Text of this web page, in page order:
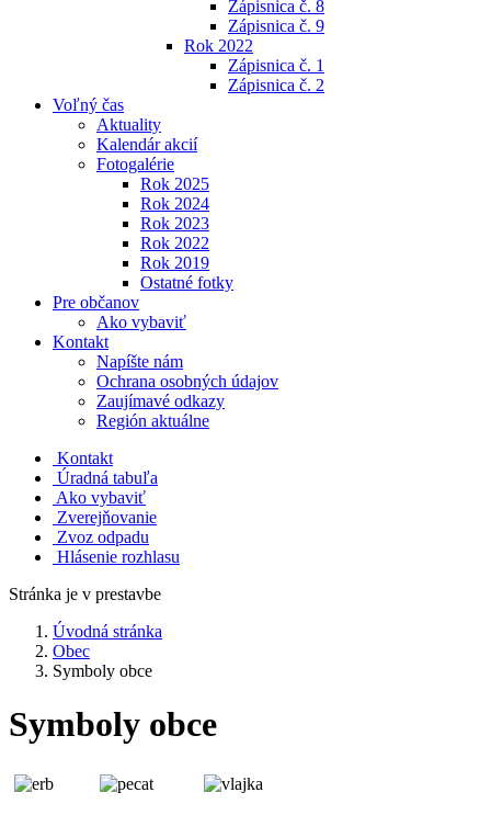
Zápisnica č. 8
Zápisnica č. 9
Rok 2022
Zápisnica č. 1
Zápisnica č. 2
Voľný čas
Aktuality
Kalendár akcií
Fotogalérie
Rok 2025
Rok 2024
Rok 2023
Rok 2022
Rok 2019
Ostatné fotky
Pre občanov
Ako vybaviť
Kontakt
Napíšte nám
Ochrana osobných údajov
Zaujímavé odkazy
Región aktuálne
Kontakt
Úradná tabuľa
Ako vybaviť
Zverejňovanie
Zvoz odpadu
Hlásenie rozhlasu
Stránka je v prestavbe
Úvodná stránka
Obec
Symboly obce
Symboly obce